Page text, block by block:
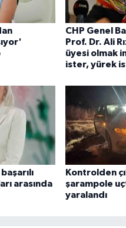
CHP Genel
Prof. Dr. Ali
üyesi olmak
ister, yürek
arasında
Kontrolden
şarampole
yaralandı